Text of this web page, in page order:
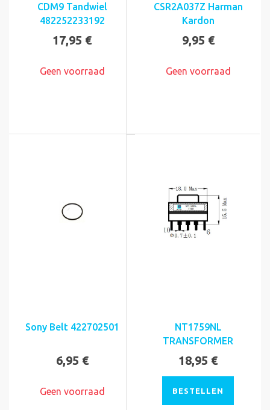
CDM9 Tandwiel
482252233192
17,95 €
Geen voorraad
CSR2A037Z Harman
Kardon
9,95 €
Geen voorraad
Sony Belt 422702501
6,95 €
Geen voorraad
NT1759NL
TRANSFORMER
18,95 €
BESTELLEN